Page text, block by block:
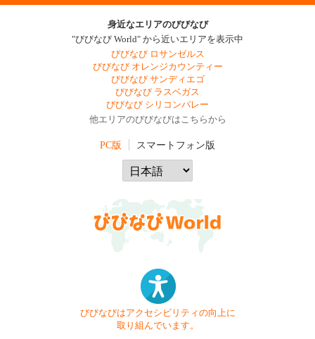
身近なエリアのびびなび
"びびなび World" から近いエリアを表示中
びびなび ロサンゼルス
びびなび オレンジカウンティー
びびなび サンディエゴ
びびなび ラスベガス
びびなび シリコンバレー
他エリアのびびなびはこちらから
PC版 スマートフォン版
びびなびはアクセシビリティの向上に
取り組んでいます。